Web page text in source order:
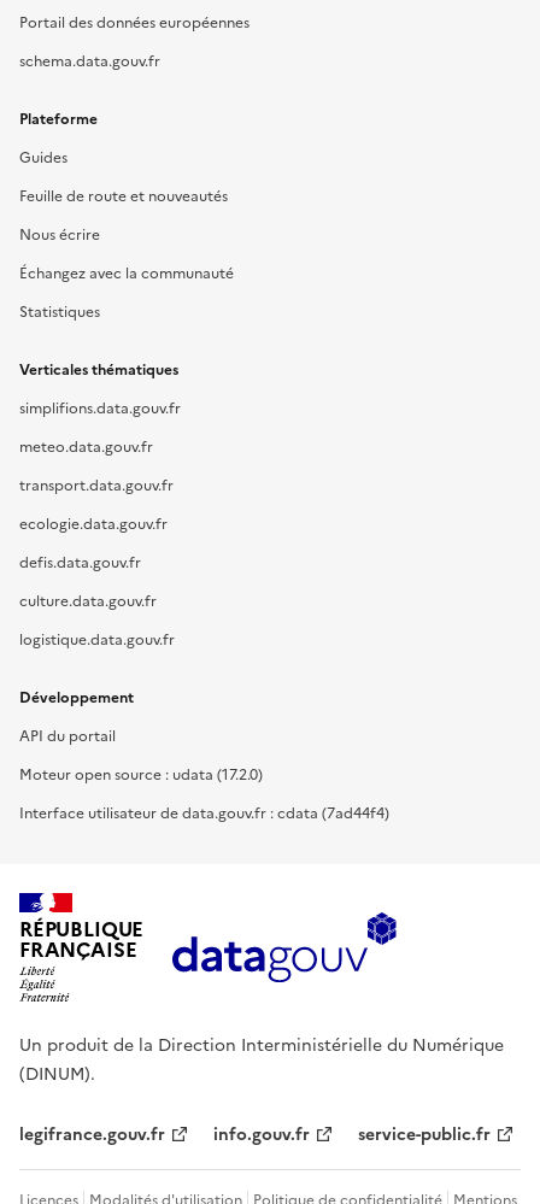
Portail des données européennes
schema.data.gouv.fr
Plateforme
Guides
Feuille de route et nouveautés
Nous écrire
Échangez avec la communauté
Statistiques
Verticales thématiques
simplifions.data.gouv.fr
meteo.data.gouv.fr
transport.data.gouv.fr
ecologie.data.gouv.fr
defis.data.gouv.fr
culture.data.gouv.fr
logistique.data.gouv.fr
Développement
API du portail
Moteur open source : udata (17.2.0)
Interface utilisateur de data.gouv.fr : cdata (7ad44f4)
RÉPUBLIQUE
FRANÇAISE
Un produit de la Direction Interministérielle du Numérique
(DINUM).
legifrance.gouv.fr info.gouv.fr service-public.fr